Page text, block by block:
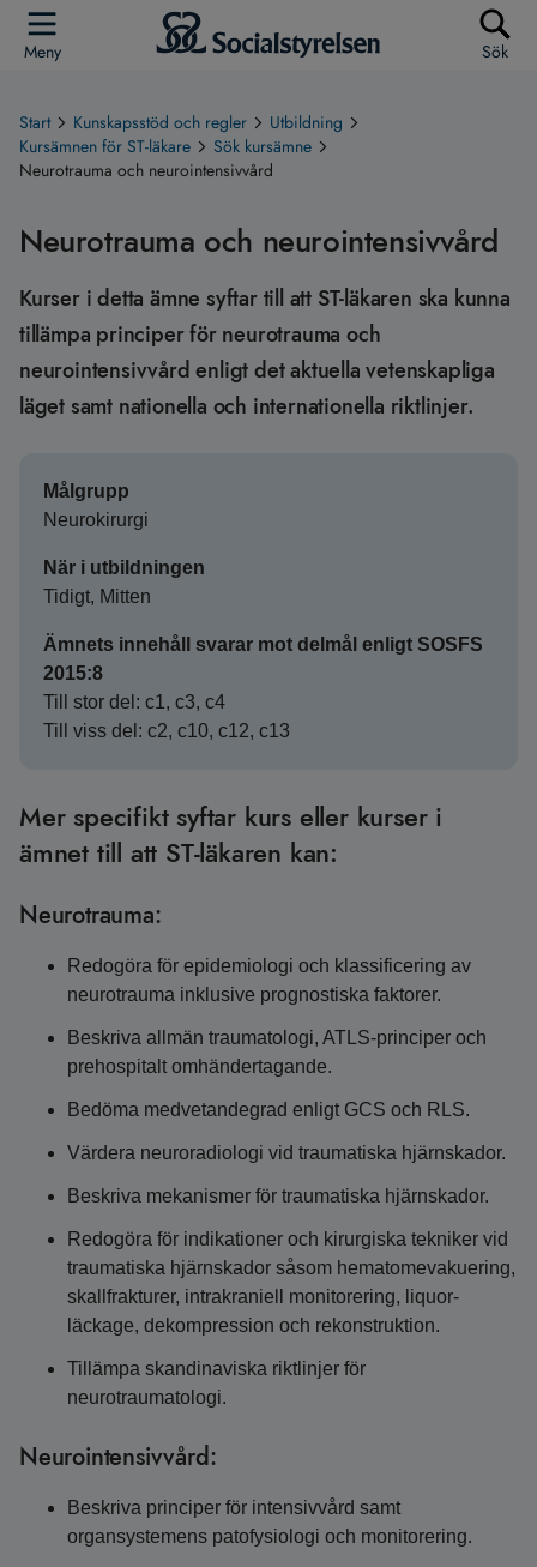
Meny Sök
Start Kunskapsstöd och regler
Utbildning
Kursämnen för ST-läkare
Sök kursämne
Neurotrauma och neurointensivvård
Neurotrauma och neurointensivvård
Kurser i detta ämne syftar till att ST-läkaren ska kunna
tillämpa principer för neurotrauma och
neurointensivvård enligt det aktuella vetenskapliga
läget samt nationella och internationella riktlinjer.
Målgrupp
Neurokirurgi
När i utbildningen
Tidigt, Mitten
Ämnets innehåll svarar mot delmål enligt SOSFS
2015:8
Till stor del: c1, c3, c4
Till viss del: c2, c10, c12, c13
Mer specifikt syftar kurs eller kurser i
ämnet till att ST-läkaren kan:
Neurotrauma:
Redogöra för epidemiologi och klassificering av
neurotrauma inklusive prognostiska faktorer.
Beskriva allmän traumatologi, ATLS-principer och
prehospitalt omhändertagande.
Bedöma medvetandegrad enligt GCS och RLS.
Värdera neuroradiologi vid traumatiska hjärnskador.
Beskriva mekanismer för traumatiska hjärnskador.
Redogöra för indikationer och kirurgiska tekniker vid
traumatiska hjärnskador såsom hematomevakuering,
skallfrakturer, intrakraniell monitorering, liquor-
läckage, dekompression och rekonstruktion.
Tillämpa skandinaviska riktlinjer för
neurotraumatologi.
Neurointensivvård:
Beskriva principer för intensivvård samt
organsystemens patofysiologi och monitorering.